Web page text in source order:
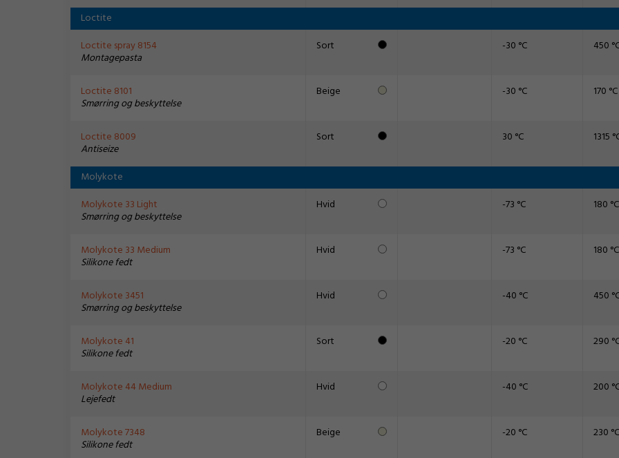
Loctite
Loctite spray 8154
Montagepasta
Sort -30 °C 450
Loctite 8101
Smørring og beskyttelse
Beige -30 °C 170 °C
Loctite 8009
Antiseize
Sort 30 °C 1315
Molykote
Molykote 33 Light
Smørring og beskyttelse
Hvid -73 °C 180 °C
Molykote 33 Medium
Silikone fedt
Hvid -73 °C 180 °C
Molykote 3451
Smørring og beskyttelse
Hvid -40 °C 450
Molykote 41
Silikone fedt
Sort -20 °C 290
Molykote 44 Medium
Lejefedt
Hvid -40 °C 200
Molykote 7348
Silikone fedt
Beige -20 °C 230 °C